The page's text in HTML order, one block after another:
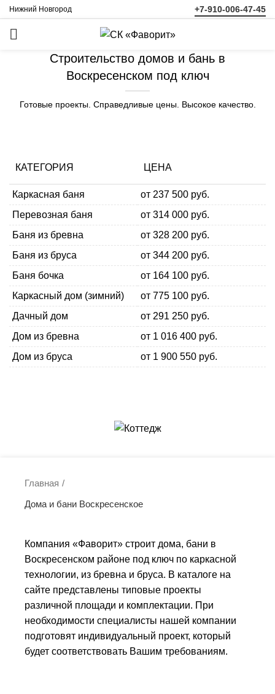
Нижний Новгород +7-910-006-47-45
Строительство домов и бань в
Воскресенском под ключ
Готовые проекты. Справедливые цены. Высокое качество.
КАТЕГОРИЯ ЦЕНА
Каркасная баня
от 237 500 руб.
Перевозная баня
от 314 000 руб.
Баня из бревна
от 328 200 руб.
Баня из бруса
от 344 200 руб.
Баня бочка
от 164 100 руб.
Каркасный дом (зимний)
от 775 100 руб.
Дачный дом
от 291 250 руб.
Дом из бревна
от 1 016 400 руб.
Дом из бруса
от 1 900 550 руб.
Главная
Дома и бани Воскресенское
Компания «Фаворит» строит дома, бани в
Воскресенском районе под ключ по каркасной
технологии, из бревна и бруса. В каталоге на
сайте представлены типовые проекты
различной площади и комплектации. При
необходимости специалисты нашей компании
подготовят индивидуальный проект, который
будет соответствовать Вашим требованиям.